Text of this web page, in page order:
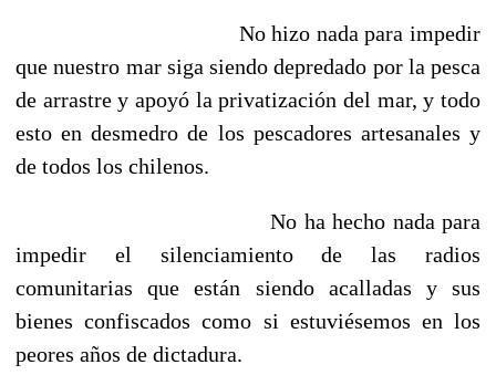
No hizo nada para impedir
que nuestro mar siga siendo depredado por la pesca
de arrastre y apoyó la privatización del mar, y todo
esto en desmedro de los pescadores artesanales y
de todos los chilenos.
No ha hecho nada para
impedir el silenciamiento de las radios
comunitarias que están siendo acalladas y sus
bienes confiscados como si estuviésemos en los
peores años de dictadura.